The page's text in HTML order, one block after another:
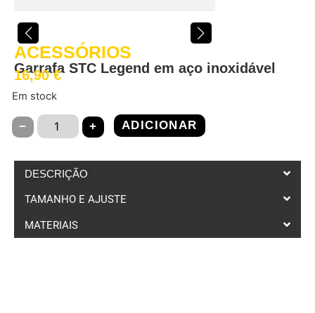
ACESSÓRIOS
Garrafa STC Legend em aço inoxidável
16,90€
Em stock
− + ADICIONAR
DESCRIÇÃO
TAMANHO E AJUSTE
MATERIAIS